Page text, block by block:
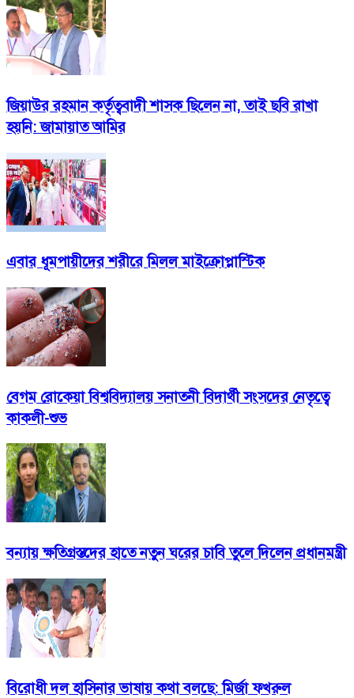
জিয়াউর রহমান কর্তৃত্ববাদী শাসক ছিলেন না, তাই ছবি রাখা
হয়নি: জামায়াত আমির
এবার ধূমপায়ীদের শরীরে মিলল মাইক্রোপ্লাস্টিক
বেগম রোকেয়া বিশ্ববিদ্যালয় সনাতনী বিদার্থী সংসদের নেতৃত্বে
কাকলী-শুভ
বন্যায় ক্ষতিগ্রস্তদের হাতে নতুন ঘরের চাবি তুলে দিলেন প্রধানমন্ত্রী
বিরোধী দল হাসিনার ভাষায় কথা বলছে: মির্জা ফখরুল